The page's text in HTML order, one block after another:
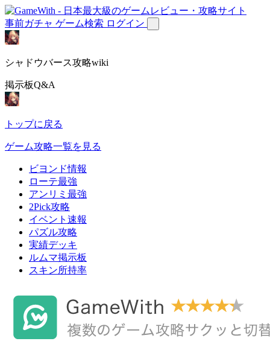
事前ガチャ ゲーム検索 ログイン
シャドウバース攻略wiki
掲示板Q&A
トップに戻る
ゲーム攻略一覧を見る
ビヨンド情報
ローテ最強
アンリミ最強
2Pick攻略
イベント速報
パズル攻略
実績デッキ
ルムマ掲示板
スキン所持率